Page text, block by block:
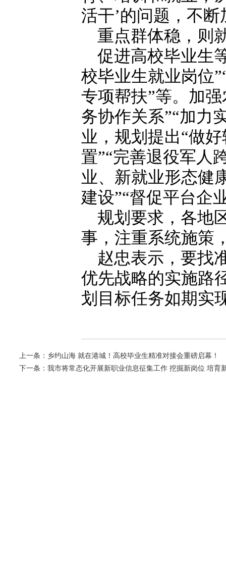
活干’的问题，不
重点群体稳，则
促进高校毕业生
校毕业生就业岗位
专项帮扶”等。加
务协作关系”“加力
业，规划提出“做
置”“完善退役军人
业、新就业形态健
建设”“督促平台企
规划要求，各地
事，注重系统施策
赵忠表示，要找
优先战略的实施路
划目标任务如期实
上一条： 乡约山海 就在港城！高校毕业生精准对接会重磅启幕！
下一条： 我市将常态化开展新职业信息征集工作 挖掘新岗位 培育